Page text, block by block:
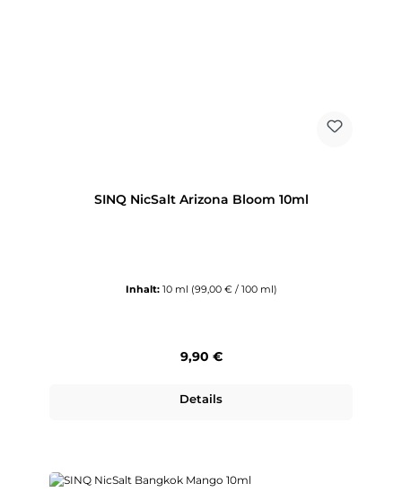
SINQ NicSalt Arizona Bloom 10ml
Inhalt: 10 ml (99,00 € / 100 ml)
Regulärer Preis:
9,90 €
Details